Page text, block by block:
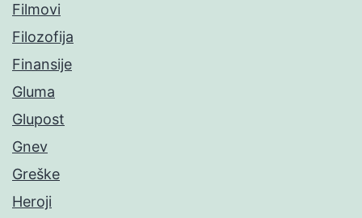
Filmovi
Filozofija
Finansije
Gluma
Glupost
Gnev
Greške
Heroji